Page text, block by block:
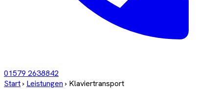
01579 2638842
Start› Leistungen › Klaviertransport